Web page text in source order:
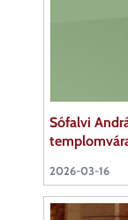
Sófalvi
2026-03-16